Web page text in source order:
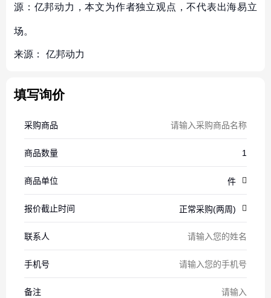
源：亿邦动力，本文为作者独立观点，不代表出海易立
场。
来源： 亿邦动力
填写询价